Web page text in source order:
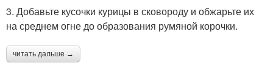
3. Добавьте кусочки курицы в сковороду и обжарьте их
на среднем огне до образования румяной корочки.
читать дальше →